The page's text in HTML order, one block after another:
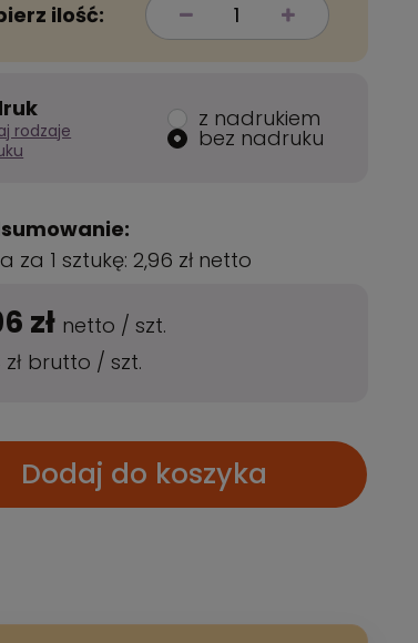
ilość:
rodzaje
z nadrukiem
bez nadruku
za 1 sztukę:2,96 zł netto
zł netto /szt.
brutto /szt.
Dodaj do koszyka